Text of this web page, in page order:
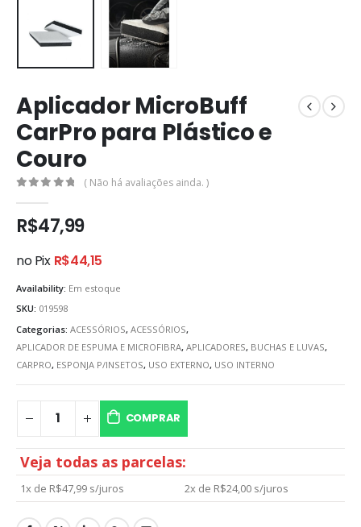
Aplicador MicroBuff
CarPro para Plástico e
Couro
( Não há avaliações ainda. )
R$47,99
no Pix R$44,15
Availability: Em estoque
SKU: 019598
Categorias: ACESSÓRIOS, ACESSÓRIOS,
APLICADOR DE ESPUMA E MICROFIBRA, APLICADORES, BUCHAS E LUVAS,
CARPRO, ESPONJA P/INSETOS, USO EXTERNO, USO INTERNO
COMPRAR
Veja todas as parcelas:
1x de R$47,99 s/juros 2x de R$24,00 s/juros